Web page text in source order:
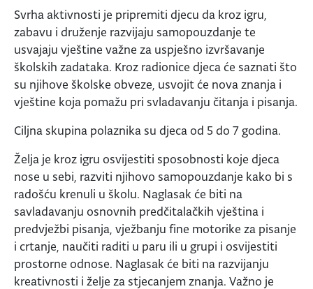
Svrha aktivnosti je pripremiti djecu da kroz igru,
zabavu i druženje razvijaju samopouzdanje te
usvajaju vještine važne za uspješno izvršavanje
školskih zadataka. Kroz radionice djeca će saznati što
su njihove školske obveze, usvojit će nova znanja i
vještine koja pomažu pri svladavanju čitanja i pisanja.
Ciljna skupina polaznika su djeca od 5 do 7 godina.
Želja je kroz igru osvijestiti sposobnosti koje djeca
nose u sebi, razviti njihovo samopouzdanje kako bi s
radošću krenuli u školu. Naglasak će biti na
savladavanju osnovnih predčitalačkih vještina i
predvježbi pisanja, vježbanju fine motorike za pisanje
i crtanje, naučiti raditi u paru ili u grupi i osvijestiti
prostorne odnose. Naglasak će biti na razvijanju
kreativnosti i želje za stjecanjem znanja. Važno je